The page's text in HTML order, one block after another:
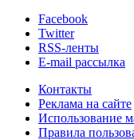
Facebook
Twitter
RSS-ленты
E-mail рассылка
Контакты
Реклама на сайте
Использование
Правила